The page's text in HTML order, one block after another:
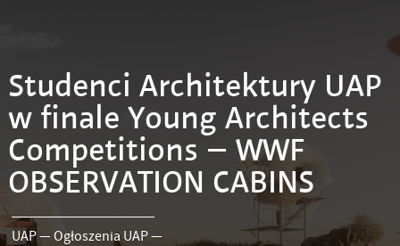
Studenci Architektury UAP
w finale Young Architects
Competitions – WWF
OBSERVATION CABINS
UAP—Ogłoszenia UAP—